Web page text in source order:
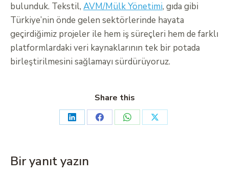
bulunduk. Tekstil, AVM/Mülk Yönetimi, gıda gibi
Türkiye’nin önde gelen sektörlerinde hayata
geçirdiğimiz projeler ile hem iş süreçleri hem de farklı
platformlardaki veri kaynaklarının tek bir potada
birleştirilmesini sağlamayı sürdürüyoruz.
Share this
Bir yanıt yazın